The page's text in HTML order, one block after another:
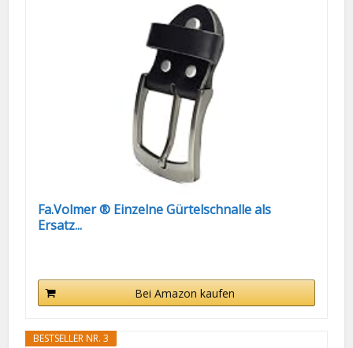
Fa.Volmer ® Einzelne Gürtelschnalle als
Ersatz...
Bei Amazon kaufen
BESTSELLER NR. 3